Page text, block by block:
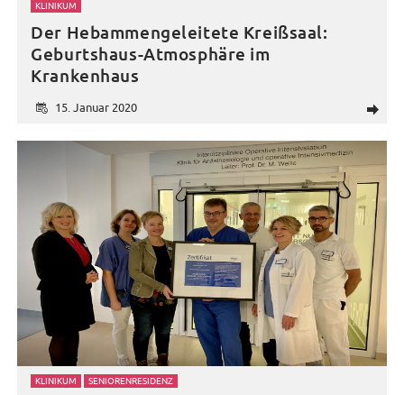
d
15. Januar 2020
KLINIKUM
Der Hebammengeleitete Kreißsaal:
Geburtshaus-Atmosphäre im
Krankenhaus
KLINIKUM SENIORENRESIDENZ